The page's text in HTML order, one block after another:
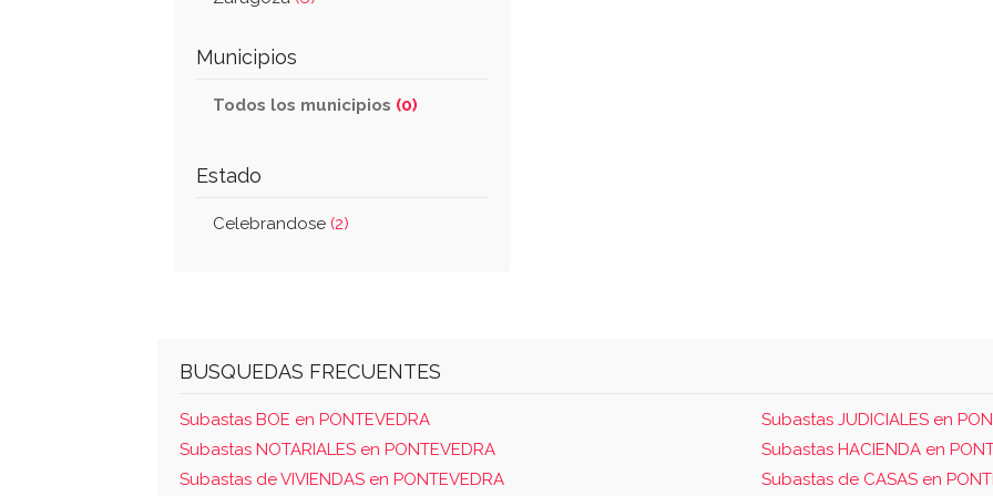
Municipios
Todos los municipios (0)
Estado
Celebrandose (2)
BUSQUEDAS FRECUENTES
Subastas BOE en PONTEVEDRA
Subastas JUDICIALES en
Subastas NOTARIALES en PONTEVEDRA
Subastas HACIENDA en
Subastas de VIVIENDAS en PONTEVEDRA
Subastas de CASAS en